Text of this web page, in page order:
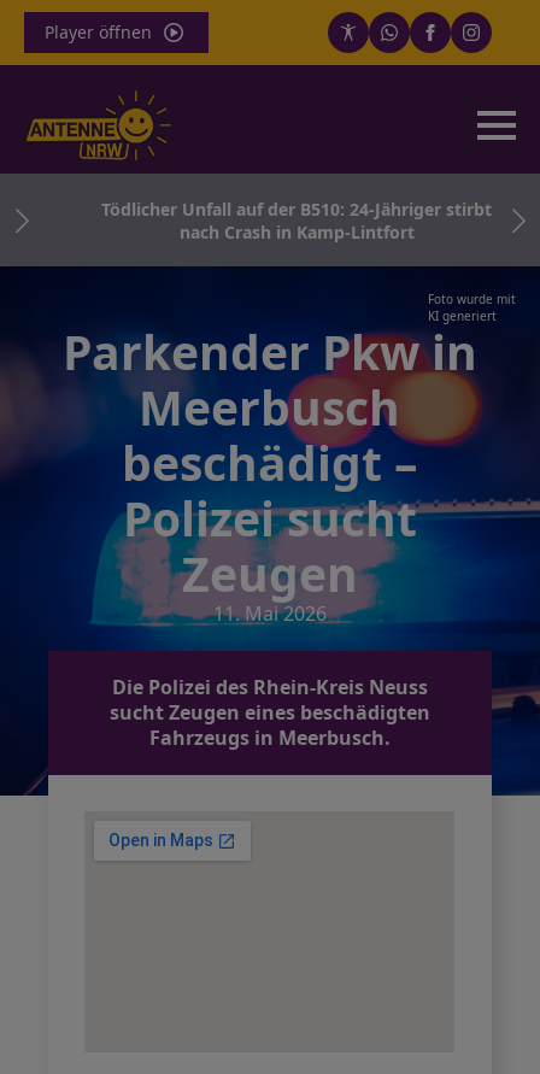
Player öffnen
Tödlicher Unfall auf der B510: 24-Jähriger stirbt
nach Crash in Kamp-Lintfort
Foto wurde mit
KI generiert
Parkender Pkw in
Meerbusch
beschädigt –
Polizei sucht
Zeugen
11. Mai 2026
Die Polizei des Rhein-Kreis Neuss
sucht Zeugen eines beschädigten
Fahrzeugs in Meerbusch.